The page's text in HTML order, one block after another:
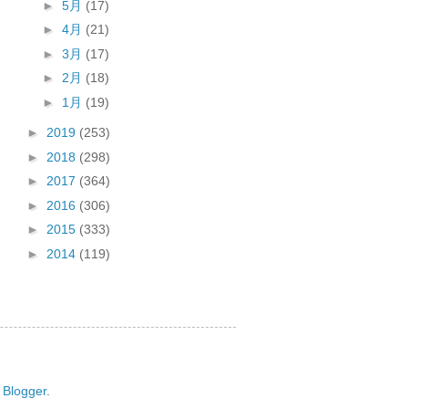
► 5月 (17)
► 4月 (21)
► 3月 (17)
► 2月 (18)
► 1月 (19)
► 2019 (253)
► 2018 (298)
► 2017 (364)
► 2016 (306)
► 2015 (333)
► 2014 (119)
Blogger.